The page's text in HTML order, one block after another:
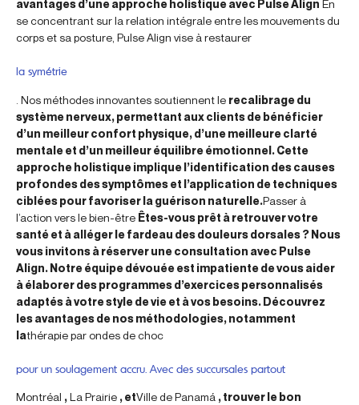
avantages d’une approche holistique avec Pulse Align En
se concentrant sur la relation intégrale entre les mouvements du
corps et sa posture, Pulse Align vise à restaurer
la symétrie
. Nos méthodes innovantes soutiennent le recalibrage du
système nerveux, permettant aux clients de bénéficier
d’un meilleur confort physique, d’une meilleure clarté
mentale et d’un meilleur équilibre émotionnel. Cette
approche holistique implique l’identification des causes
profondes des symptômes et l’application de techniques
ciblées pour favoriser la guérison naturelle.Passer à
l’action vers le bien-être Êtes-vous prêt à retrouver votre
santé et à alléger le fardeau des douleurs dorsales ? Nous
vous invitons à réserver une consultation avec Pulse
Align. Notre équipe dévouée est impatiente de vous aider
à élaborer des programmes d’exercices personnalisés
adaptés à votre style de vie et à vos besoins. Découvrez
les avantages de nos méthodologies, notamment
lathérapie par ondes de choc
pour un soulagement accru. Avec des succursales partout
Montréal ,La Prairie , etVille de Panamá , trouver le bon